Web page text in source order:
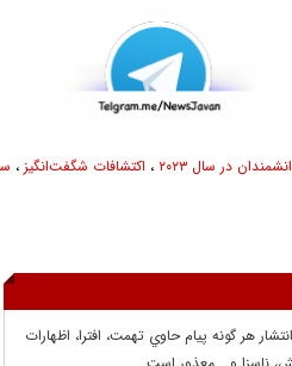
در سال ۲۰۲۳ ، اکتشافات شگفت‌انگیز،
هر گونه پيام حاوي تهمت، افترا، اظهارات